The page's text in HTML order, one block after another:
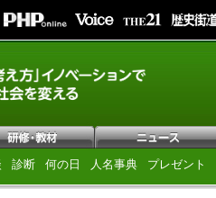
診断 何の日 人名事典 プレゼント